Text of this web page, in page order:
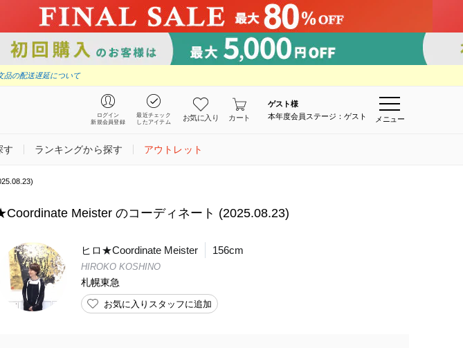
品の配送遅延について
ログイン
新規会員登録
最近チェック
したアイテム
お気に入り カート
ゲスト様
本年度会員ステージ：ゲスト
メニュー
す ランキングから探す アウトレット
Meister のコーディネート (2025.08.23)
ヒロ★Coordinate Meister 156cm
HIROKO KOSHINO
札幌東急
お気に入りスタッフに追加